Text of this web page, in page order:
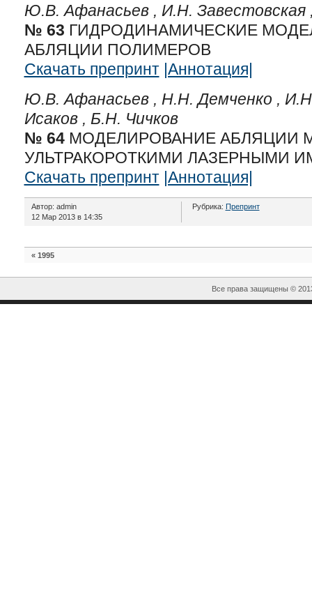
Ю.В. Афанасьев , И.Н. Завестовская
№ 63 ГИДРОДИНАМИЧЕСКИЕ
АБЛЯЦИИ ПОЛИМЕРОВ
Скачать препринт |Аннотация|
Ю.В. Афанасьев , Н.Н. Демченко ,
Исаков , Б.Н. Чичков
№ 64МОДЕЛИРОВАНИЕ АБЛЯЦИИ
УЛЬТРАКОРОТКИМИ ЛАЗЕРНЫМИ
Скачать препринт |Аннотация|
Автор: admin
12 Мар 2013 в 14:35
Рубрика: Препринт
« 1995
Все права защищены ©